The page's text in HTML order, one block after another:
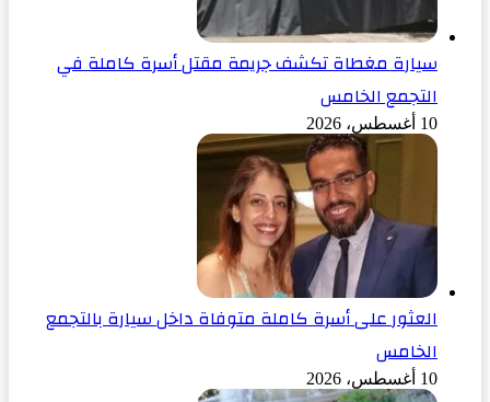
سيارة مغطاة تكشف جريمة مقتل أسرة كاملة في
التجمع الخامس
10 أغسطس، 2026
العثور على أسرة كاملة متوفاة داخل سيارة بالتجمع
الخامس
10 أغسطس، 2026